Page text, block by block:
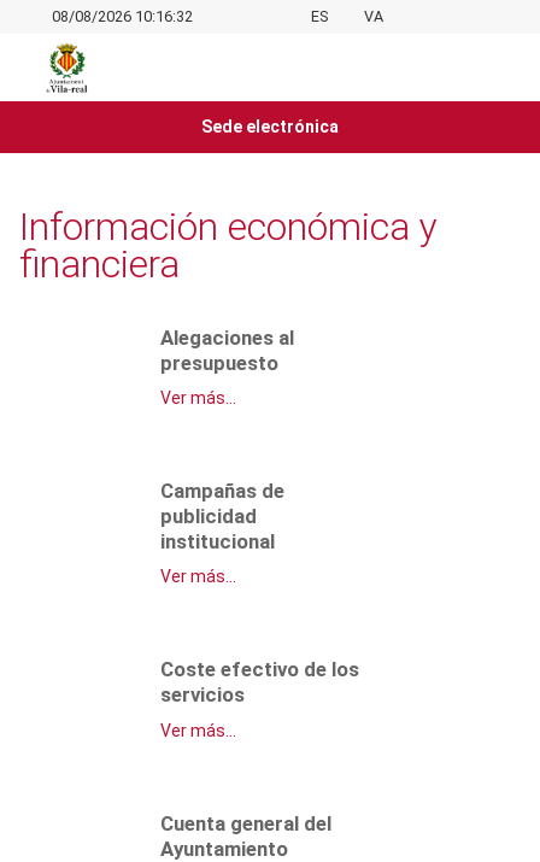
08/08/2026 10:16:33 ES VA
Sede electrónica
Información económica y
financiera
Alegaciones al
presupuesto
Ver más...
Campañas de
publicidad
institucional
Ver más...
Coste efectivo de los
servicios
Ver más...
Cuenta general del
Ayuntamiento